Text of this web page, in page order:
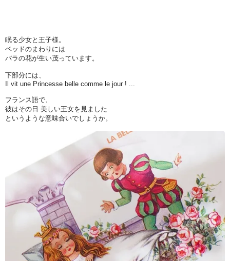
眠る少女と王子様。
ベッドのまわりには
バラの花が生い茂っています。
下部分には、
Il vit une Princesse belle comme le jour ! ...
フランス語で、
彼はその日 美しい王女を見ました
というような意味合いでしょうか。